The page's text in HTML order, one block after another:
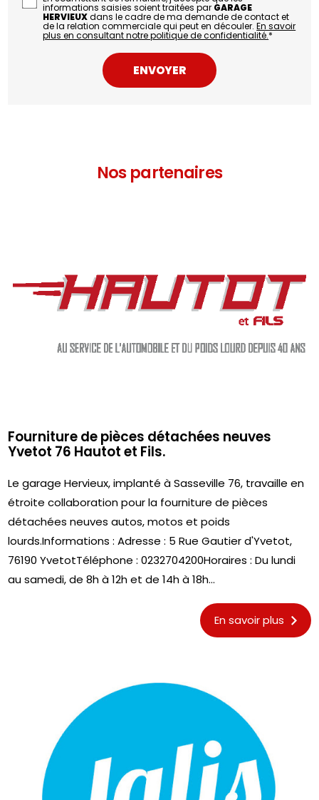
informations saisies soient traitées par GARAGE
HERVIEUXdans le cadre de ma demande de contact et
de la relation commerciale qui peut en découler.En savoir
plus en consultant notre politique de confidentialité.*
Nos partenaires
Fourniture de pièces détachées neuves
Yvetot 76 Hautot et Fils.
Le garage Hervieux, implanté à Sasseville 76, travaille en
étroite collaboration pour la fourniture de pièces
détachées neuves autos, motos et poids
lourds.Informations : Adresse : 5 Rue Gautier d'Yvetot,
76190 YvetotTéléphone : 0232704200Horaires : Du lundi
au samedi, de 8h à 12h et de 14h à 18h...
En savoir plus